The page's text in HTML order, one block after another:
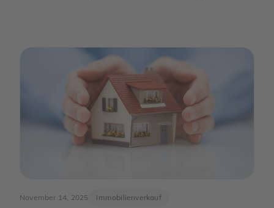
und E-Mobilität den Wert eines Stellplatzes oder einer
Garage verändern können.
November 14, 2025 Immobilienverkauf